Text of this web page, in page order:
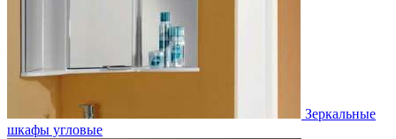
Зеркальные
шкафы угловые